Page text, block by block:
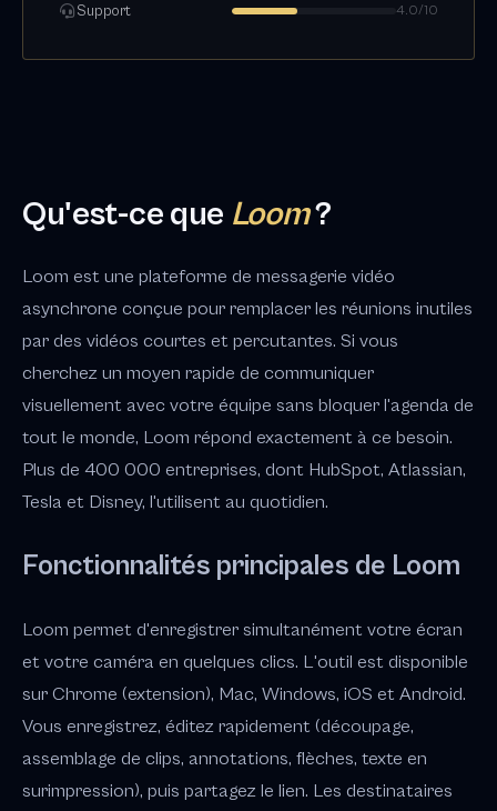
Support 4.0/10
Qu'est-ce que Loom?
Loom est une plateforme de messagerie vidéo
asynchrone conçue pour remplacer les réunions inutiles
par des vidéos courtes et percutantes. Si vous
cherchez un moyen rapide de communiquer
visuellement avec votre équipe sans bloquer l'agenda de
tout le monde, Loom répond exactement à ce besoin.
Plus de 400 000 entreprises, dont HubSpot, Atlassian,
Tesla et Disney, l'utilisent au quotidien.
Fonctionnalités principales de Loom
Loom permet d'enregistrer simultanément votre écran
et votre caméra en quelques clics. L'outil est disponible
sur Chrome (extension), Mac, Windows, iOS et Android.
Vous enregistrez, éditez rapidement (découpage,
assemblage de clips, annotations, flèches, texte en
surimpression), puis partagez le lien. Les destinataires